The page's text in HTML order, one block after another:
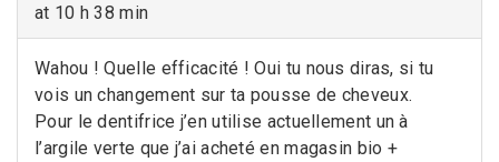
at 10 h 38 min
Wahou ! Quelle efficacité ! Oui tu nous diras, si tu
vois un changement sur ta pousse de cheveux.
Pour le dentifrice j’en utilise actuellement un à
l’argile verte que j’ai acheté en magasin bio +